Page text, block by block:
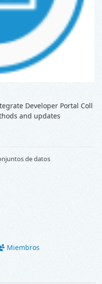
Miembros
Developer Portal Coll
and updates
de datos